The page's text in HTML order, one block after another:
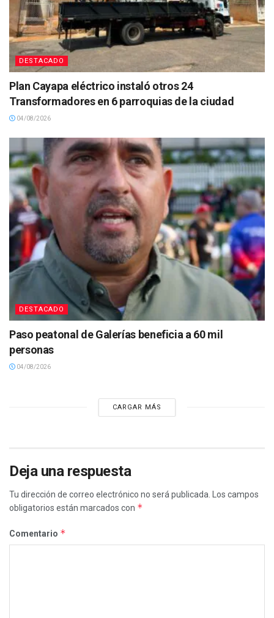
DESTACADO
Plan Cayapa eléctrico instaló otros 24
Transformadores en 6 parroquias de la ciudad
04/08/2026
DESTACADO
Paso peatonal de Galerías beneficia a 60 mil
personas
04/08/2026
CARGAR MÁS
Deja una respuesta
Tu dirección de correo electrónico no será publicada.
Los campos
obligatorios están marcados con *
Comentario *